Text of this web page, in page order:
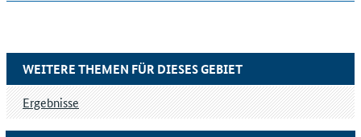
WEITERE THEMEN FÜR DIESES GEBIET
Ergebnisse